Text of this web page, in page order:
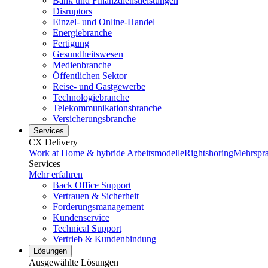
Disruptors
Einzel- und Online-Handel
Energiebranche
Fertigung
Gesundheitswesen
Medienbranche
Öffentlichen Sektor
Reise- und Gastgewerbe
Technologiebranche
Telekommunikationsbranche
Versicherungsbranche
Services
CX Delivery
Work at Home & hybride ArbeitsmodelleRightshoring
Services
Mehr erfahren
Back Office Support
Vertrauen & Sicherheit
Forderungsmanagement
Kundenservice
Technical Support
Vertrieb & Kundenbindung
Lösungen
Ausgewählte Lösungen